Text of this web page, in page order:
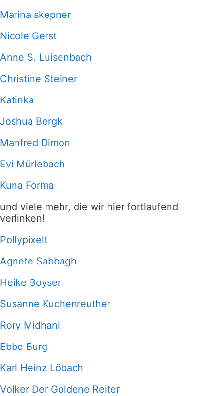
Marina skepner
Nicole Gerst
Anne S. Luisenbach
Christine Steiner
Katinka
Joshua Bergk
Manfred Dimon
Evi Mürlebach
Kuna Forma
und viele mehr, die wir hier fortlaufend
verlinken!
Pollypixelt
Agnete Sabbagh
Heike Boysen
Susanne Kuchenreuther
Rory Midhani
Ebbe Burg
Karl Heinz Löbach
Volker Der Goldene Reiter